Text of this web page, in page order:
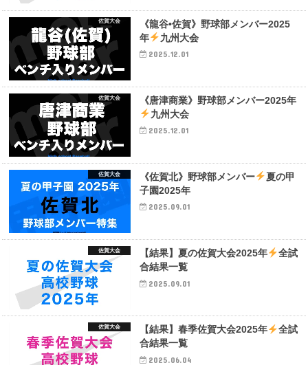
佐賀大会
《龍谷•佐賀》野球部メンバー2025
年
九州大会
2025.12.01
佐賀大会
《唐津商業》野球部メンバー2025年
九州大会
2025.12.01
佐賀大会 《佐賀北》野球部メンバー
夏の甲
子園2025年
2025.09.01
佐賀大会 【結果】夏の佐賀大会2025年
全試
合結果一覧
2025.09.01
佐賀大会 【結果】春季佐賀大会2025年
全試
合結果一覧
2025.06.04